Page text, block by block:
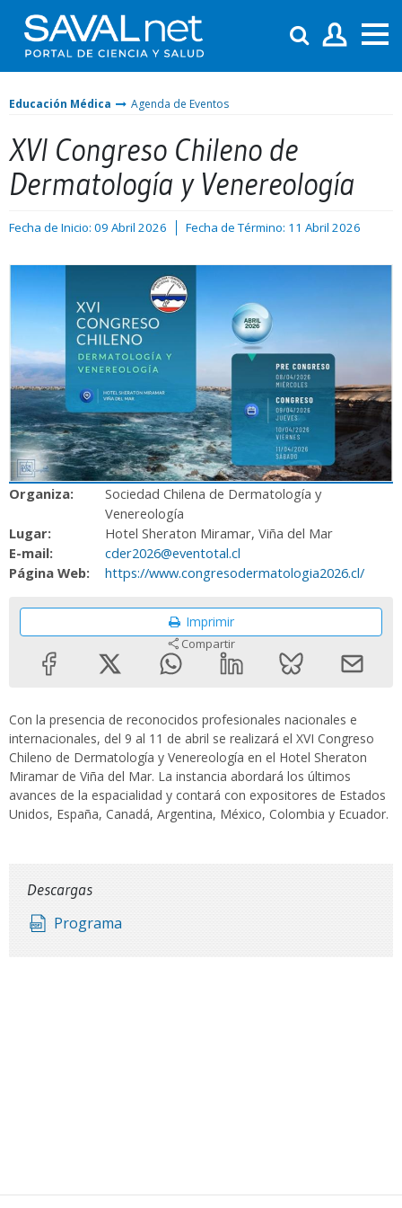
Educación Médica Agenda de Eventos
XVI Congreso Chileno de
Dermatología y Venereología
Fecha de Inicio: 09 Abril 2026 Fecha de Término: 11 Abril 2026
Organiza:
Sociedad Chilena de Dermatología y
Venereología
Lugar:
Hotel Sheraton Miramar, Viña del Mar
E-mail:
cder2026@eventotal.cl
Página Web:
https://www.congresodermatologia2026.cl/
Imprimir
Compartir
Con la presencia de reconocidos profesionales nacionales e
internacionales, del 9 al 11 de abril se realizará el XVI Congreso
Chileno de Dermatología y Venereología en el Hotel Sheraton
Miramar de Viña del Mar. La instancia abordará los últimos
avances de la espacialidad y contará con expositores de Estados
Unidos, España, Canadá, Argentina, México, Colombia y Ecuador.
Descargas
Programa